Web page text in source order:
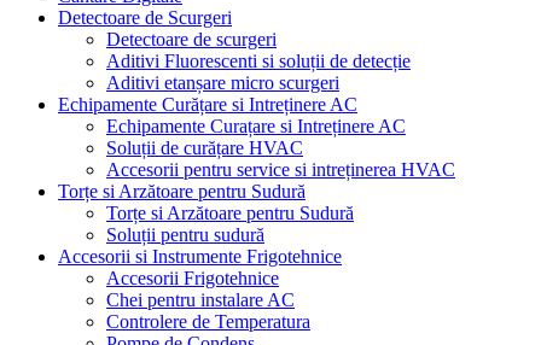
Detectoare de Scurgeri
Detectoare de scurgeri
Aditivi Fluorescenti si soluții de detecție
Aditivi etanșare micro scurgeri
Echipamente Curățare si Intreținere AC
Echipamente Curațare si Intreținere AC
Soluții de curățare HVAC
Accesorii pentru service si intreținerea HVAC
Torțe si Arzătoare pentru Sudură
Torțe si Arzătoare pentru Sudură
Soluții pentru sudură
Accesorii si Instrumente Frigotehnice
Accesorii Frigotehnice
Chei pentru instalare AC
Controlere de Temperatura